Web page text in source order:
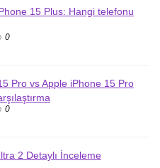
15 Plus: Hangi telefonu
0
Pro vs Apple iPhone 15 Pro
0
2 Detaylı İnceleme